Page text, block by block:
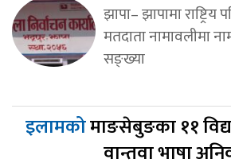
झापा– झापामा राष्ट्रिय
मतदाता नामावलीमा
सङ्ख्या
इलामकोमाङसेबुङका ११
वान्तवा भाषा